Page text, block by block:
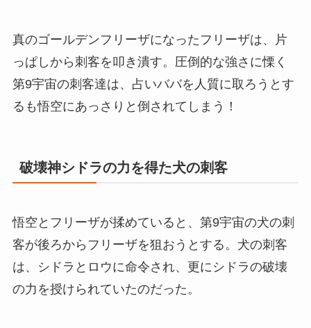
真のゴールデンフリーザになったフリーザは、片
っぱしから刺客を叩き潰す。圧倒的な強さに慄く
第9宇宙の刺客達は、占いババを人質に取ろうとす
るも悟空にあっさりと倒されてしまう！
破壊神シドラの力を得た犬の刺客
悟空とフリーザが揉めていると、第9宇宙の犬の刺
客が後ろからフリーザを狙おうとする。犬の刺客
は、シドラとロウに命令され、更にシドラの破壊
の力を授けられていたのだった。